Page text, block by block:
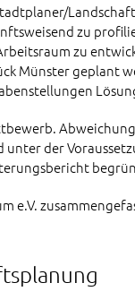
zu
zu
Münster geplant
der
e.V.